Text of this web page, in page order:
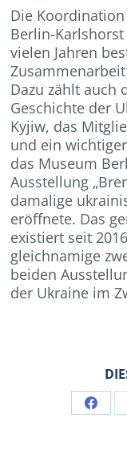
Die
Berlin-
vielen Jahren
Dazu zählt auch
Geschichte der
Kyjiw, das
und ein
das Museum
Ausstellung
damalige
eröffnete. Das
existiert seit
gleichnamige
beiden
der Ukraine im
Share